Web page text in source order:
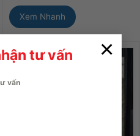
tư vấn
vấn
×
Xem Nhanh